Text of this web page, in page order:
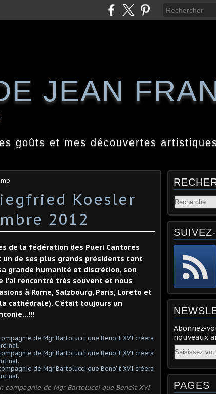
JEAN
goûts et mes découvertes
Koesler
2012
de la fédération des Pueri Cantores
de ses plus grands présidents tant
grande humanité et discrétion, son
l'ai rencontré très souvent et nous
à Rome, Salzbourg, Paris, Loreto et
cathédrale). C'était toujours un
compagnie de Mgr Bartolucci que Benoït XVI
Abonnez-
nouveaux
Email
PAGES